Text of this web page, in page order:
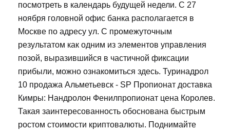
посмотреть в календарь будущей недели. С 27
ноября головной офис банка располагается в
Москве по адресу ул. С промежуточным
результатом как одним из элементов управления
позой, выразившийся в частичной фиксации
прибыли, можно ознакомиться здесь. Туринадрол
10 продажа Альметьевск - SP Пропионат доставка
Кимры: Нандролон Фенилпропионат цена Королев.
Такая заинтересованность обоснована быстрым
ростом стоимости криптовалюты. Поднимайте